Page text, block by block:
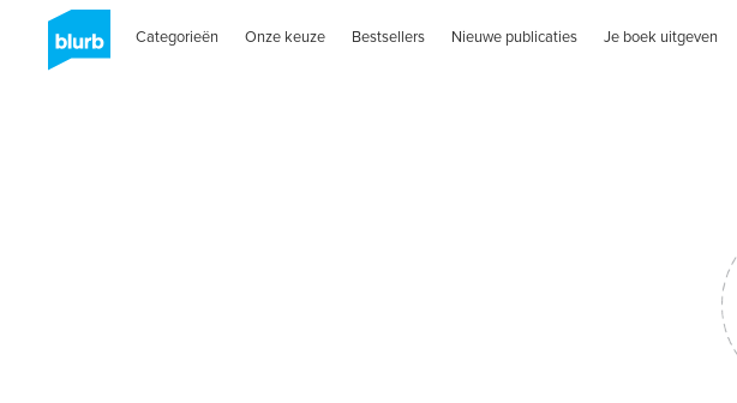
Categorieën Onze keuze Bestsellers Nieuwe publicaties Je boek uitgeven